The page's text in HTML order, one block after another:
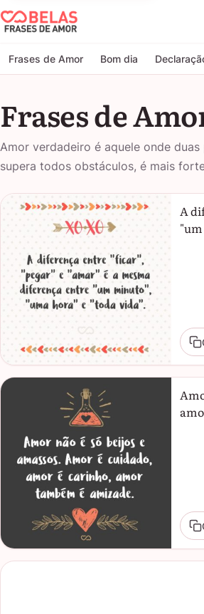
Belas Frases de Amor
Frases de Amor Bom dia
Frases de
Amor verdadeiro é aquele onde
supera todos obstáculos, é mais
A